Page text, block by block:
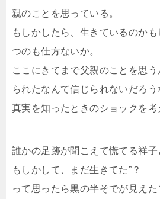
親のことを思っている。
もしかしたら、生きているのか
つのも仕方ないか。
ここにきてまで父親のことを思
られたなんて信じられないだろう
真実を知ったときのショックを考
誰かの足跡が聞こえて慌てる祥子
もしかして、まだ生きてた”？
って思ったら黒の半そでが見えた